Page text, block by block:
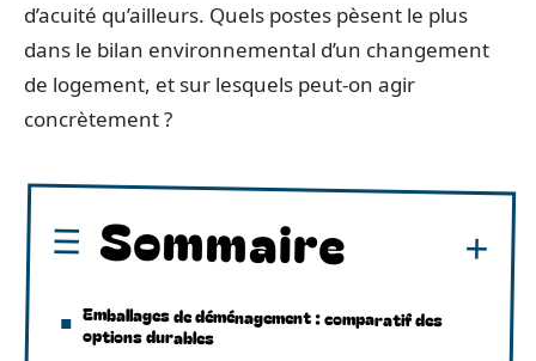
d’acuité qu’ailleurs. Quels postes pèsent le plus
dans le bilan environnemental d’un changement
de logement, et sur lesquels peut-on agir
concrètement ?
Sommaire
Emballages de déménagement : comparatif des
options durables